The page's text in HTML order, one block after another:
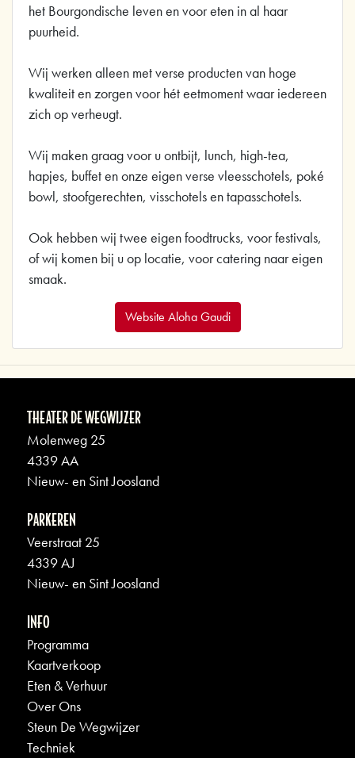
het Bourgondische leven en voor eten in al haar
puurheid.
Wij werken alleen met verse producten van hoge
kwaliteit en zorgen voor hét eetmoment waar iedereen
zich op verheugt.
Wij maken graag voor u ontbijt, lunch, high-tea,
hapjes, buffet en onze eigen verse vleesschotels, poké
bowl, stoofgerechten, visschotels en tapasschotels.
Ook hebben wij twee eigen foodtrucks, voor festivals,
of wij komen bij u op locatie, voor catering naar eigen
smaak.
Website Aloha Gaudi
THEATER DE WEGWIJZER
Molenweg 25
4339 AA
Nieuw- en Sint Joosland
PARKEREN
Veerstraat 25
4339 AJ
Nieuw- en Sint Joosland
INFO
Programma
Kaartverkoop
Eten & Verhuur
Over Ons
Steun De Wegwijzer
Techniek